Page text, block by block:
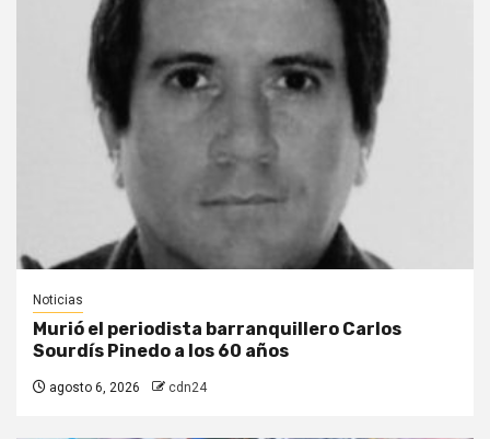
Noticias
Murió el periodista barranquillero Carlos
Sourdís Pinedo a los 60 años
agosto 6, 2026 cdn24